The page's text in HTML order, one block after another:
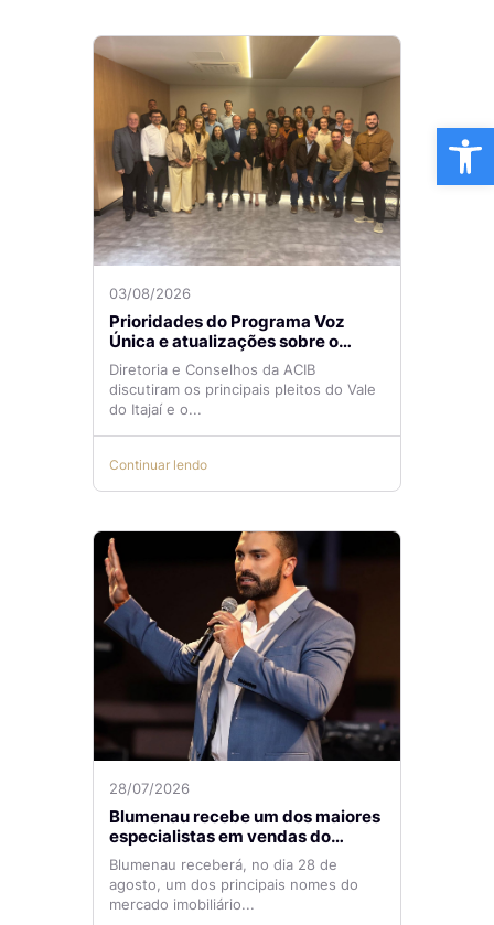
03/08/2026
Prioridades do Programa Voz
Única e atualizações sobre o
Aeroporto de Navegantes são
temas de reunião na ACIB
Diretoria e Conselhos da ACIB
discutiram os principais pleitos do Vale
do Itajaí e o...
Continuar lendo
28/07/2026
Blumenau recebe um dos maiores
especialistas em vendas do
mercado imobiliário
Blumenau receberá, no dia 28 de
agosto, um dos principais nomes do
mercado imobiliário...